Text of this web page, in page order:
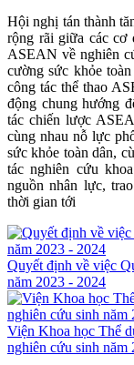
Hội nghị tán thành
rộng rãi giữa các cơ
ASEAN về nghiên
cường sức khỏe
công tác thể thao
động chung hướng
tác chiến lược
cùng nhau nỗ lực
sức khỏe toàn dân,
tác nghiên cứu
nguồn nhân lực,
thời gian tới
Quyết định về việc
năm 2023 - 2024
Viện Khoa học Thể
nghiên cứu sinh năm